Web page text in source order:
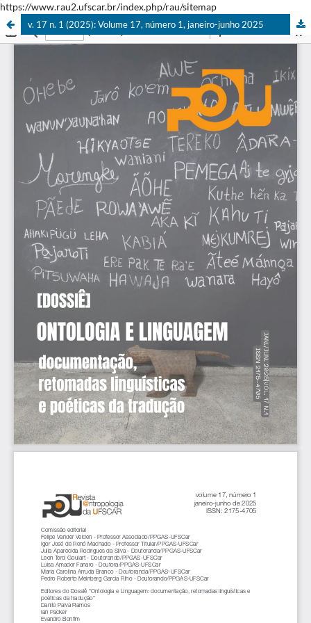
https://www.rau2.ufscar.br/index.php/rau/sitemap
v. 17 n. 1 (2025): Volume 17, número 1, janeiro-junho 2025